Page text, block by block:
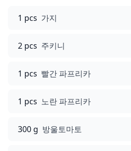
1 pcs 가지
2 pcs 주키니
1 pcs 빨간 파프리카
1 pcs 노란 파프리카
300 g 방울토마토